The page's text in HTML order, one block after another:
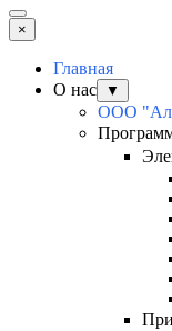
×
Главная
О нас
▼
ООО